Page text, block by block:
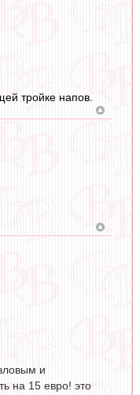
тройке напов.
и
на 15 евро! это